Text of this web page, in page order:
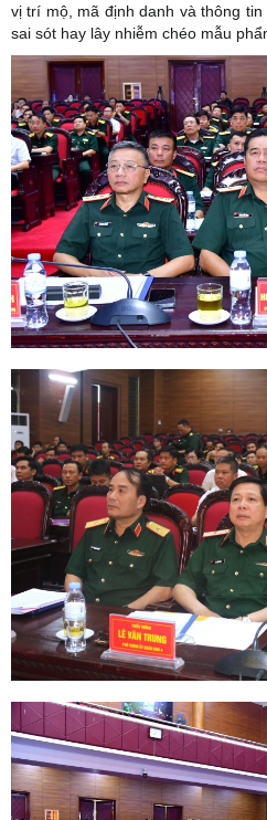
vị trí mộ, mã định danh và thông
sai sót hay lây nhiễm chéo mẫu